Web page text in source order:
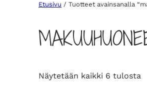
Etusivu / Tuotteet avainsanalla
Näytetään kaikki 6 tulosta